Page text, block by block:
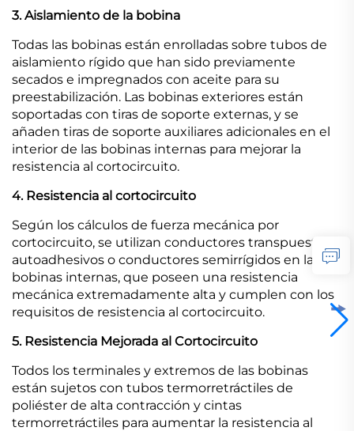
3. Aislamiento de la bobina
Todas las bobinas están enrolladas sobre tubos de
aislamiento rígido que han sido previamente
secados e impregnados con aceite para su
preestabilización. Las bobinas exteriores están
soportadas con tiras de soporte externas, y se
añaden tiras de soporte auxiliares adicionales en el
interior de las bobinas internas para mejorar la
resistencia al cortocircuito.
4. Resistencia al cortocircuito
Según los cálculos de fuerza mecánica por
cortocircuito, se utilizan conductores transpuestos
autoadhesivos o conductores semirrígidos en las
bobinas internas, que poseen una resistencia
mecánica extremadamente alta y cumplen con los
requisitos de resistencia al cortocircuito.
5. Resistencia Mejorada al Cortocircuito
Todos los terminales y extremos de las bobinas
están sujetos con tubos termorretráctiles de
poliéster de alta contracción y cintas
termorretráctiles para aumentar la resistencia al